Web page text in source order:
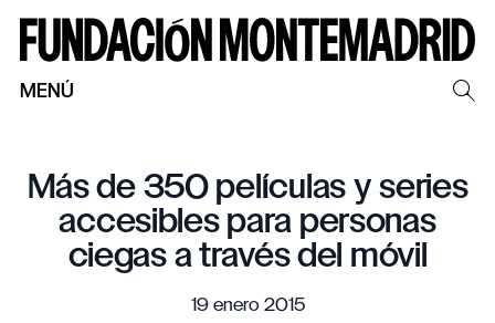
MENÚ
Más de 350 películas y series
accesibles para personas
ciegas a través del móvil
19 enero 2015